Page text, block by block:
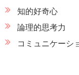
知的好奇心
論理的思考力
コミュニケーシ